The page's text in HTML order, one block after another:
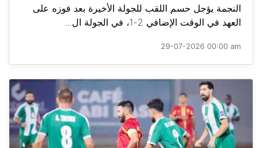
النجمة يؤجل حسم اللقب للجولة الأخيرة بعد فوزه على
العهد في الوقت الإضافي 2-1، في الجولة ال...
29-07-2026 00:00 am